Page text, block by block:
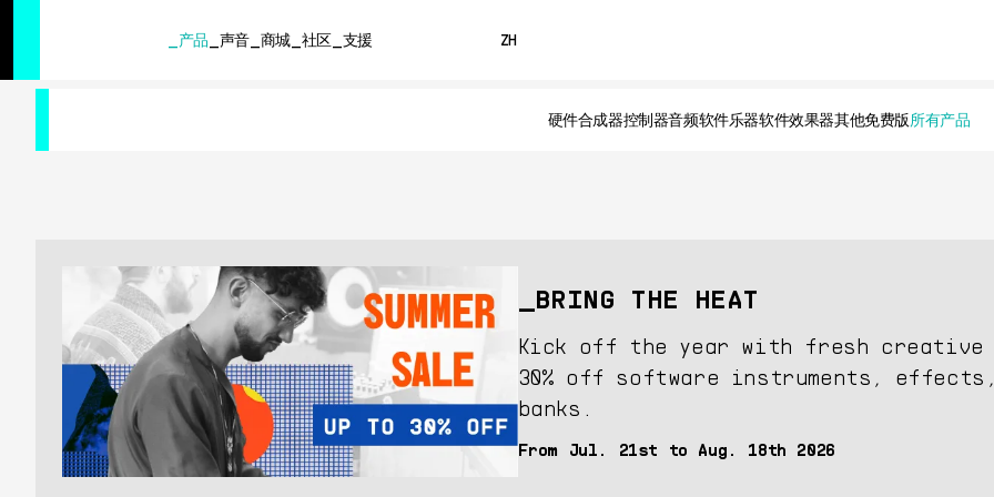
产品 声音 商城 社区 支援 ZH
产品
硬件合成器控制器音频软件乐器软件效果器其他免费版所有产品
BRING THE HEAT
Kick off the year with fresh creative
30% off software instruments, effects,
banks.
From Jul. 21st to Aug. 18th 2026